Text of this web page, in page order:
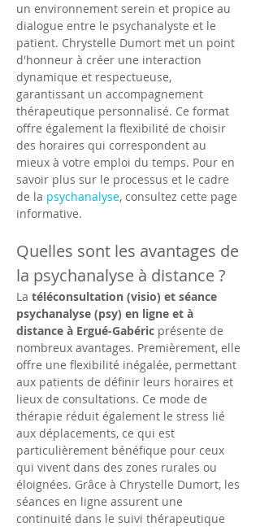
un environnement serein et propice au
dialogue entre le psychanalyste et le
patient. Chrystelle Dumort met un point
d'honneur à créer une interaction
dynamique et respectueuse,
garantissant un accompagnement
thérapeutique personnalisé. Ce format
offre également la flexibilité de choisir
des horaires qui correspondent au
mieux à votre emploi du temps. Pour en
savoir plus sur le processus et le cadre
de la psychanalyse, consultez cette page
informative.
Quelles sont les avantages de
la psychanalyse à distance ?
La téléconsultation (visio) et séance
psychanalyse (psy) en ligne et à
distance à Ergué-Gabéric présente de
nombreux avantages. Premièrement, elle
offre une flexibilité inégalée, permettant
aux patients de définir leurs horaires et
lieux de consultations. Ce mode de
thérapie réduit également le stress lié
aux déplacements, ce qui est
particulièrement bénéfique pour ceux
qui vivent dans des zones rurales ou
éloignées. Grâce à Chrystelle Dumort, les
séances en ligne assurent une
continuité dans le suivi thérapeutique